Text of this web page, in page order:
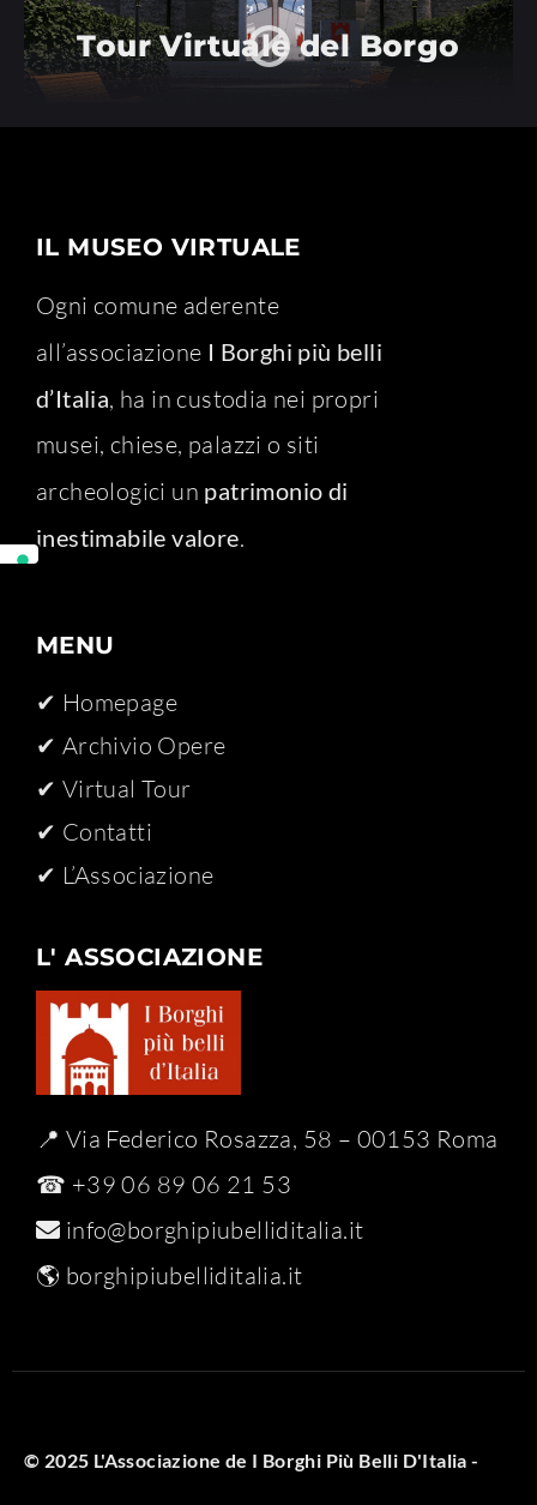
Tour Virtuale del Borgo
IL MUSEO VIRTUALE
Ogni comune aderente
all’associazione I Borghi più belli
d’Italia, ha in custodia nei propri
musei, chiese, palazzi o siti
archeologici un patrimonio di
inestimabile valore.
MENU
✔ Homepage
✔ Archivio Opere​
✔ Virtual Tour
✔ Contatti
✔ L’Associazione
L' ASSOCIAZIONE
📍 Via Federico Rosazza, 58 – 00153 Roma
☎ +39 06 89 06 21 53
info@borghipiubelliditalia.it
🌎 borghipiubelliditalia.it
© 2025 L'Associazione de I Borghi Più Belli D'Italia -